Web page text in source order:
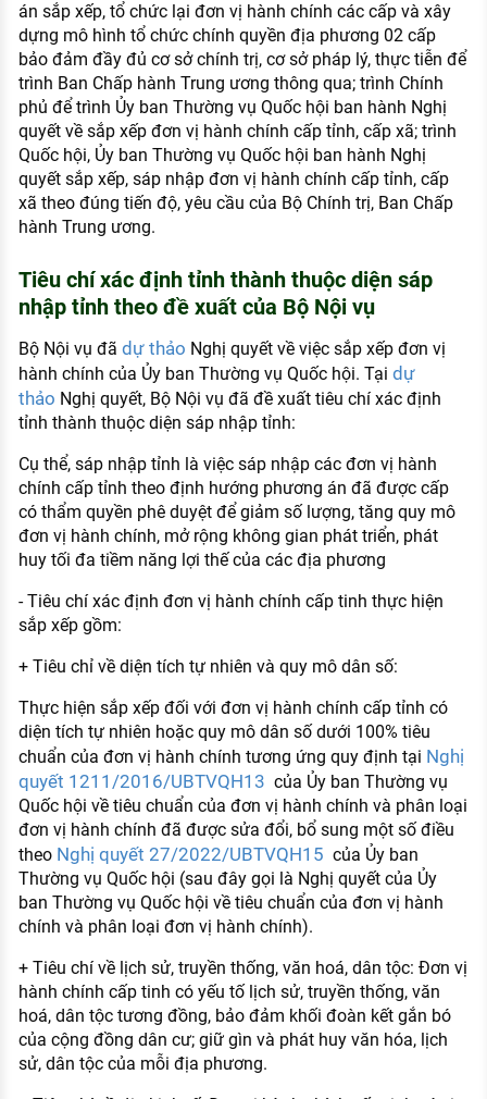
án sắp xếp, tổ chức lại đơn vị hành chính các cấp và xây
dựng mô hình tổ chức chính quyền địa phương 02 cấp
bảo đảm đầy đủ cơ sở chính trị, cơ sở pháp lý, thực tiễn để
trình Ban Chấp hành Trung ương thông qua; trình Chính
phủ để trình Ủy ban Thường vụ Quốc hội ban hành Nghị
quyết về sắp xếp đơn vị hành chính cấp tỉnh, cấp xã; trình
Quốc hội, Ủy ban Thường vụ Quốc hội ban hành Nghị
quyết sắp xếp, sáp nhập đơn vị hành chính cấp tỉnh, cấp
xã theo đúng tiến độ, yêu cầu của Bộ Chính trị, Ban Chấp
hành Trung ương.
Tiêu chí xác định tỉnh thành thuộc diện sáp
nhập tỉnh theo đề xuất của Bộ Nội vụ
Bộ Nội vụ đã dự thảo Nghị quyết về việc sắp xếp đơn vị
hành chính của Ủy ban Thường vụ Quốc hội. Tại dự
thảo Nghị quyết, Bộ Nội vụ đã đề xuất tiêu chí xác định
tỉnh thành thuộc diện sáp nhập tỉnh:
Cụ thể, sáp nhập tỉnh là việc sáp nhập các đơn vị hành
chính cấp tỉnh theo định hướng phương án đã được cấp
có thẩm quyền phê duyệt để giảm số lượng, tăng quy mô
đơn vị hành chính, mở rộng không gian phát triển, phát
huy tối đa tiềm năng lợi thế của các địa phương
- Tiêu chí xác định đơn vị hành chính cấp tinh thực hiện
sắp xếp gồm:
+ Tiêu chỉ về diện tích tự nhiên và quy mô dân số:
Thực hiện sắp xếp đối với đơn vị hành chính cấp tỉnh có
diện tích tự nhiên hoặc quy mô dân số dưới 100% tiêu
chuẩn của đơn vị hành chính tương ứng quy định tại Nghị
quyết 1211/2016/UBTVQH13 của Ủy ban Thường vụ
Quốc hội về tiêu chuẩn của đơn vị hành chính và phân loại
đơn vị hành chính đã được sửa đổi, bổ sung một số điều
theo Nghị quyết 27/2022/UBTVQH15 của Ủy ban
Thường vụ Quốc hội (sau đây gọi là Nghị quyết của Ủy
ban Thường vụ Quốc hội về tiêu chuẩn của đơn vị hành
chính và phân loại đơn vị hành chính).
+ Tiêu chí về lịch sử, truyền thống, văn hoá, dân tộc: Đơn vị
hành chính cấp tinh có yếu tố lịch sử, truyền thống, văn
hoá, dân tộc tương đồng, bảo đảm khối đoàn kết gắn bó
của cộng đồng dân cư; giữ gìn và phát huy văn hóa, lịch
sử, dân tộc của mỗi địa phương.